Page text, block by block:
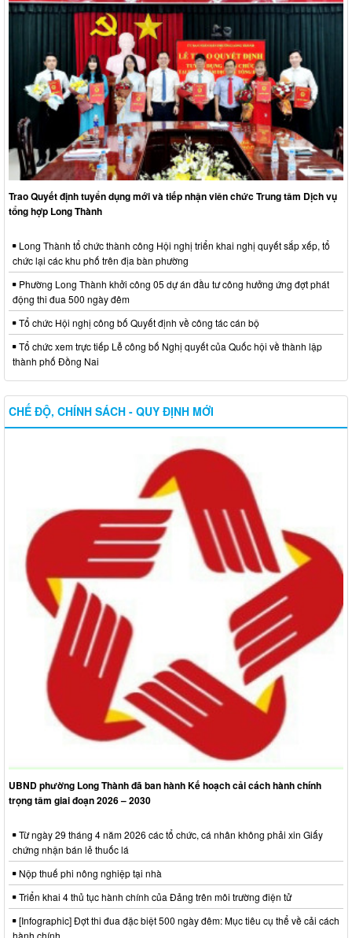
Trao Quyết định tuyển dụng mới và tiếp nhận viên chức Trung tâm Dịch vụ
tổng hợp Long Thành
Long Thành tổ chức thành công Hội nghị triển khai nghị quyết sắp xếp, tổ
chức lại các khu phố trên địa bàn phường
Phường Long Thành khởi công 05 dự án đầu tư công hưởng ứng đợt phát
động thi đua 500 ngày đêm
Tổ chức Hội nghị công bố Quyết định về công tác cán bộ
Tổ chức xem trực tiếp Lễ công bố Nghị quyết của Quốc hội về thành lập
thành phố Đồng Nai
CHẾ ĐỘ, CHÍNH SÁCH - QUY ĐỊNH MỚI
UBND phường Long Thành đã ban hành Kế hoạch cải cách hành chính
trọng tâm giai đoạn 2026 – 2030
Từ ngày 29 tháng 4 năm 2026 các tổ chức, cá nhân không phải xin Giấy
chứng nhận bán lẻ thuốc lá
Nộp thuế phi nông nghiệp tại nhà
Triển khai 4 thủ tục hành chính của Đảng trên môi trường điện tử
[Infographic] Đợt thi đua đặc biệt 500 ngày đêm: Mục tiêu cụ thể về cải cách
hành chính